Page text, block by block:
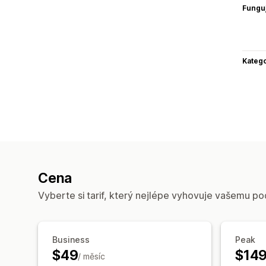
Cena
Vyberte si tarif, který nejlépe vyhovuje vašemu
Business
$49/ měsíc
Peak